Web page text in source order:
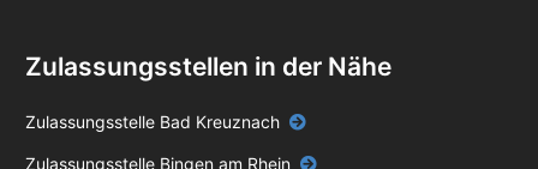
Zulassungsstellen in der Nähe
Zulassungsstelle Bad Kreuznach
Zulassungsstelle Bingen am Rhein